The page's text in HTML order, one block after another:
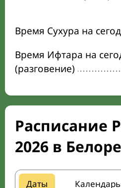
Время Сухура на
Время Ифтара на
(разговение)
Расписание
2026 в
Даты Календарь